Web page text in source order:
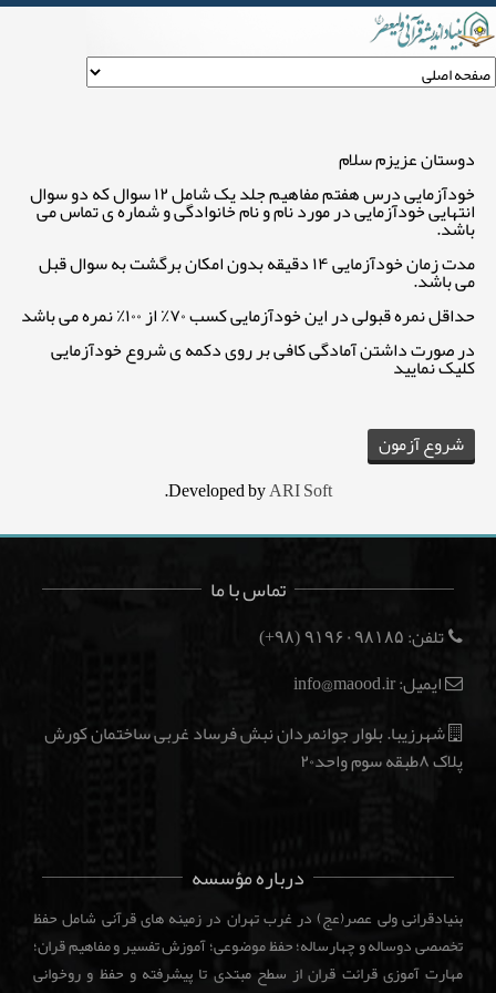
دوستان عزیزم سلام
خودآزمایی درس هفتم مفاهیم جلد یک شامل ۱۲ سوال که دو سوال
انتهایی خودآزمایی در مورد نام و نام خانوادگی و شماره ی تماس می
باشد.
مدت زمان خودآزمایی ۱۴ دقیقه بدون امکان برگشت به سوال قبل
می باشد.
حداقل نمره قبولی در این خودآزمایی کسب ۷۰٪ از ۱۰۰٪ نمره می باشد
در صورت داشتن آمادگی کافی بر روی دکمه ی شروع خودآزمایی
کلیک نمایید
Developed byARI Soft
.
تماس با ما
تلفن: ۹۱۹۶۰۹۸۱۸۵ (۹۸+)
ایمیل: info@maood.ir
شهرزیبا. بلوار جوانمردان نبش فرساد غربی ساختمان کورش
پلاک ۸طبقه سوم واحد۲۰
درباره مؤسسه
بنیادقرانی ولی عصر(عج) در غرب تهران در زمینه های قرآنی شامل حفظ
تخصصی دوساله و چهارساله؛ حفظ موضوعی؛ آموزش تفسیر و مفاهیم قران؛
مهارت آموزی قرائت قران از سطح مبتدی تا پیشرفته و حفظ و روخوانی